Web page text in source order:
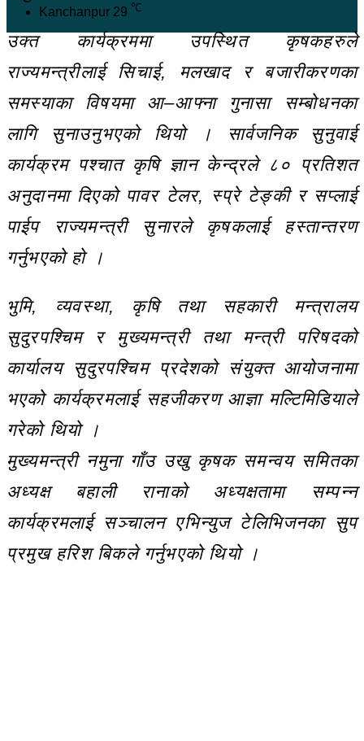
Kanchanpur 29 ℃
उक्त कार्यक्रममा उपस्थित कृषकहरुले
राज्यमन्त्रीलाई सिचाई, मलखाद र बजारीकरणका
समस्याका विषयमा आ–आफ्ना गुनासा सम्बोधनका
लागि सुनाउनुभएको थियो । सार्वजनिक सुनुवाई
कार्यक्रम पश्चात कृषि ज्ञान केन्द्रले ८० प्रतिशत
अनुदानमा दिएको पावर टेलर, स्प्रे टेङ्की र सप्लाई
पाईप राज्यमन्त्री सुनारले कृषकलाई हस्तान्तरण
गर्नुभएको हो ।
भुमि, व्यवस्था, कृषि तथा सहकारी मन्त्रालय
सुदुरपश्चिम र मुख्यमन्त्री तथा मन्त्री परिषदको
कार्यालय सुदुरपश्चिम प्रदेशको संयुक्त आयोजनामा
भएको कार्यक्रमलाई सहजीकरण आज्ञा मल्टिमिडियाले
गरेको थियो ।
मुख्यमन्त्री नमुना गाँउ उखु कृषक समन्वय समितका
अध्यक्ष बहाली रानाको अध्यक्षतामा सम्पन्न
कार्यक्रमलाई सञ्चालन एभिन्युज टेलिभिजनका सुप
प्रमुख हरिश बिकले गर्नुभएको थियो ।